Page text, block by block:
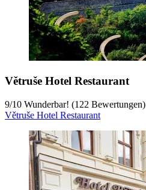
Větruše Hotel Restaurant
9/10 Wunderbar! (122 Bewertungen)
Větruše Hotel Restaurant